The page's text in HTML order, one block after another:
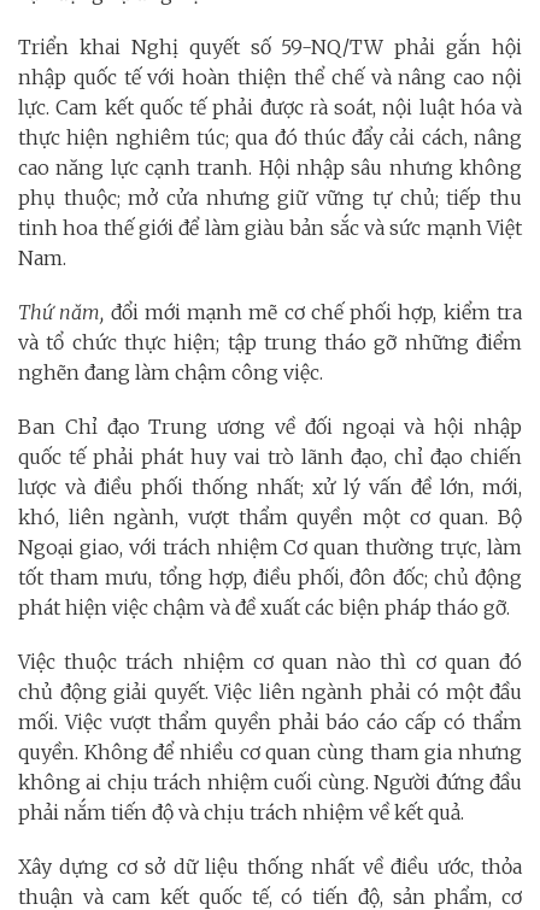
Triển khai Nghị quyết số 59-NQ/TW phải gắn hội
nhập quốc tế với hoàn thiện thể chế và nâng cao nội
lực. Cam kết quốc tế phải được rà soát, nội luật hóa và
thực hiện nghiêm túc; qua đó thúc đẩy cải cách, nâng
cao năng lực cạnh tranh. Hội nhập sâu nhưng không
phụ thuộc; mở cửa nhưng giữ vững tự chủ; tiếp thu
tinh hoa thế giới để làm giàu bản sắc và sức mạnh Việt
Nam.
Thứ năm, đổi mới mạnh mẽ cơ chế phối hợp, kiểm tra
và tổ chức thực hiện; tập trung tháo gỡ những điểm
nghẽn đang làm chậm công việc.
Ban Chỉ đạo Trung ương về đối ngoại và hội nhập
quốc tế phải phát huy vai trò lãnh đạo, chỉ đạo chiến
lược và điều phối thống nhất; xử lý vấn đề lớn, mới,
khó, liên ngành, vượt thẩm quyền một cơ quan. Bộ
Ngoại giao, với trách nhiệm Cơ quan thường trực, làm
tốt tham mưu, tổng hợp, điều phối, đôn đốc; chủ động
phát hiện việc chậm và đề xuất các biện pháp tháo gỡ.
Việc thuộc trách nhiệm cơ quan nào thì cơ quan đó
chủ động giải quyết. Việc liên ngành phải có một đầu
mối. Việc vượt thẩm quyền phải báo cáo cấp có thẩm
quyền. Không để nhiều cơ quan cùng tham gia nhưng
không ai chịu trách nhiệm cuối cùng. Người đứng đầu
phải nắm tiến độ và chịu trách nhiệm về kết quả.
Xây dựng cơ sở dữ liệu thống nhất về điều ước, thỏa
thuận và cam kết quốc tế, có tiến độ, sản phẩm, cơ